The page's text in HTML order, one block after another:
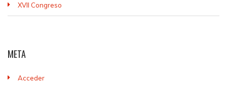
XVII Congreso
META
Acceder